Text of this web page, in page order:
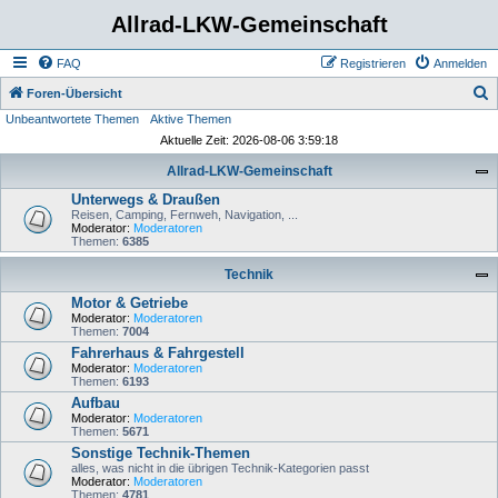
Allrad-LKW-Gemeinschaft
FAQ Anmelden
Registrieren
Foren-Übersicht
Unbeantwortete Themen
Aktive Themen
Aktuelle Zeit: 2026-08-06 3:59:18
Allrad-LKW-Gemeinschaft
Unterwegs & Draußen
Reisen, Camping, Fernweh, Navigation, ...
Moderator: Moderatoren
Themen: 6385
Technik
Motor & Getriebe
Moderator: Moderatoren
Themen: 7004
Fahrerhaus & Fahrgestell
Moderator: Moderatoren
Themen: 6193
Aufbau
Moderator: Moderatoren
Themen: 5671
Sonstige Technik-Themen
alles, was nicht in die übrigen Technik-Kategorien passt
Moderator: Moderatoren
Themen: 4781